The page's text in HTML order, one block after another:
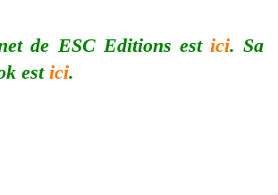
de ESC Editions est ici. Sa
est ici.